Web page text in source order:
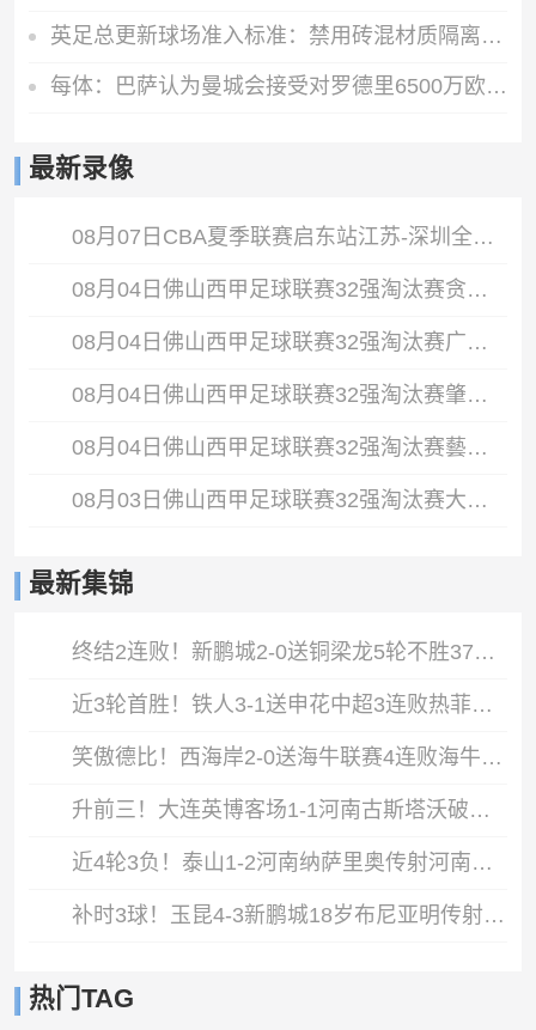
英足总更新球场准入标准：禁用砖混材质隔离墙，需加装安全防护层
每体：巴萨认为曼城会接受对罗德里6500万欧报价，双方分歧并不大
最新录像
08月07日CBA夏季联赛启东站江苏-深圳全场录像
08月04日佛山西甲足球联赛32强淘汰赛贪玩游戏VS美的薪火全场录像
08月04日佛山西甲足球联赛32强淘汰赛广东西南建设VS香港圣徒全场录像
08月04日佛山西甲足球联赛32强淘汰赛肇庆恒骏成VS三七互娱全场录像
08月04日佛山西甲足球联赛32强淘汰赛藝品高國際VS湛江狂狼·粵辉能源全场录像
08月03日佛山西甲足球联赛32强淘汰赛大塘控股VS茂名市点都得全场录像
最新集锦
终结2连败！新鹏城2-0送铜梁龙5轮不胜37岁姜至鹏破门韦斯利建功
近3轮首胜！铁人3-1送申花中超3连败热菲尼奥双响邦本宜裕传射
笑傲德比！西海岸2-0送海牛联赛4连败海牛仍垫底西海岸升至第二
升前三！大连英博客场1-1河南古斯塔沃破门19岁杨铭锐替补扳平
近4轮3负！泰山1-2河南纳萨里奥传射河南终结17年客场不胜泰山
补时3球！玉昆4-3新鹏城18岁布尼亚明传射侯永永乌龙卡约绝杀
热门TAG